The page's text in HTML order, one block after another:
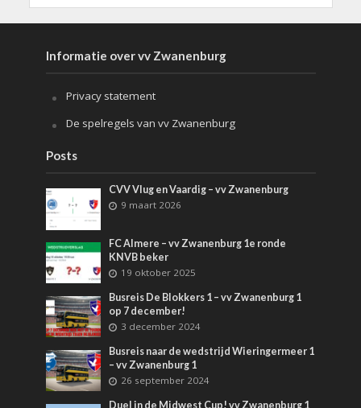
Informatie over vv Zwanenburg
Privacy statement
De spelregels van vv Zwanenburg
Posts
CVV Vlug en Vaardig – vv Zwanenburg
9 maart 2026
FC Almere – vv Zwanenburg 1e ronde
KNVB beker
19 oktober 2025
Busreis De Blokkers 1 – vv Zwanenburg 1
op 7 december!
3 december 2024
Busreis naar de wedstrijd Wieringermeer 1
– vv Zwanenburg 1
26 september 2024
Duel in de Midwest Cup! vv Zwanenburg 1